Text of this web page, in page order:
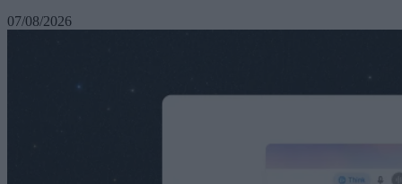
07/08/2026